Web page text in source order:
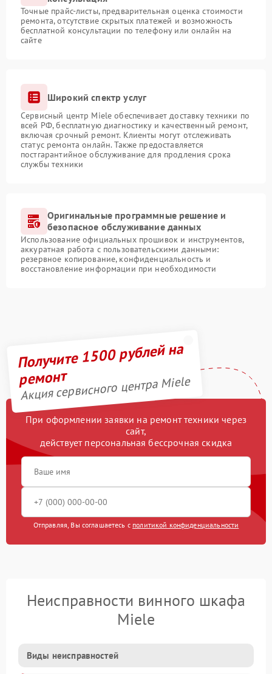
Точные прайс-листы, предварительная оценка стоимости
ремонта, отсутствие скрытых платежей и возможность
бесплатной консультации по телефону или онлайн на
сайте
Широкий спектр услуг
Сервисный центр Miele обеспечивает доставку техники по
всей РФ, бесплатную диагностику и качественный ремонт,
включая срочный ремонт. Клиенты могут отслеживать
статус ремонта онлайн. Также предоставляется
постгарантийное обслуживание для продления срока
службы техники
Оригинальные программные решение и
безопасное обслуживание данных
Использование официальных прошивок и инструментов,
аккуратная работа с пользовательскими данными:
резервное копирование, конфиденциальность и
восстановление информации при необходимости
Получите 1500 рублей на
ремонт
Акция сервисного центра Miele
При оформлении заявки на ремонт техники через
сайт,
действует персональная бессрочная скидка
Отправляя, Вы соглашаетесь с политикой конфиденциальности
Неисправности винного шкафа
Miele
Виды неисправностей